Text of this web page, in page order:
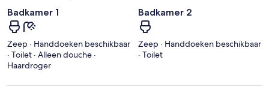
Badkamer 1
Zeep · Handdoeken beschikbaar
· Toilet · Alleen douche ·
Haardroger
Badkamer 2
Zeep · Handdoeken beschikbaar
· Toilet